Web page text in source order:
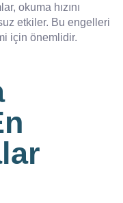
okuma hızını
etkiler. Bu engelleri
için önemlidir.